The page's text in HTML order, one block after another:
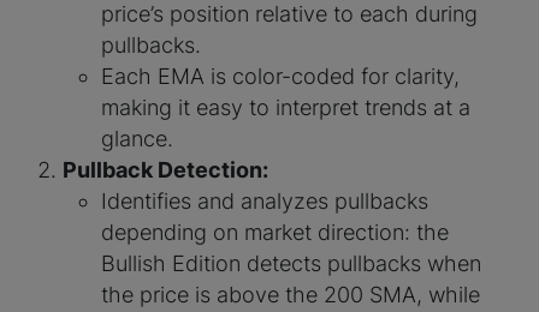
price’s position relative to each during
pullbacks.
Each EMA is color-coded for clarity,
making it easy to interpret trends at a
glance.
Pullback Detection:
Identifies and analyzes pullbacks
depending on market direction: the
Bullish Edition detects pullbacks when
the price is above the 200 SMA, while